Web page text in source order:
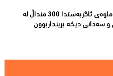
یونیسێف: لە ماوەی ئاگربەستدا 300 منداڵ لە
و سەدانی دیكە برینداربوون